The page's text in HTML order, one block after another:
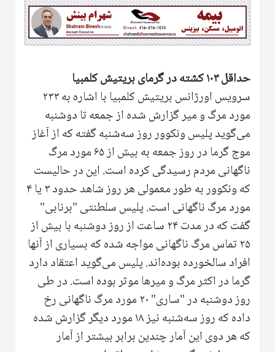
حداقل ۱۰۳ کشته در گرمای بریتیش کلمبیا
سرویس اورژانس بریتیش کلمبیا با اشاره به ۲۳۳
مورد مرگ و میر گزارش شده از جمعه تا دوشنبه
می‌گوید پلیس ونکوور روز سه‌شنبه گفته که از آغاز
موج گرما در روز جمعه به بیش از ۶۵ مورد مرگ
ناگهانی مردم رسیدگی کرده است. این در حالیست
که ونکوور به طور معمولی هر روز شاهد حدود ۳ یا ۴
مورد مرگ ناگهانی است. پلیس سلطنتی "برنابی"
گفت كه در مدت ۲۴ ساعت از روز دوشنبه با بیش از
۲۵ تماس مرگ ناگهانی مواجه شده که بسیاری از آنها
افراد سالخورده بوده‌اند. پلیس می‌گوید اعتقاد دارد
گرما در اکثر مرگ و میرها موثر بوده است. در طی
روز دوشنبه در "ساری" ۲۰ مورد مرگ ناگهانی رخ
داده که روز سه‌شنبه نیز ۱۸ مورد دیگر گزارش شده
که هر دوی این آمار چندین برابر بیشتر از آمار